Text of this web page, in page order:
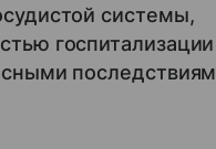
системы,